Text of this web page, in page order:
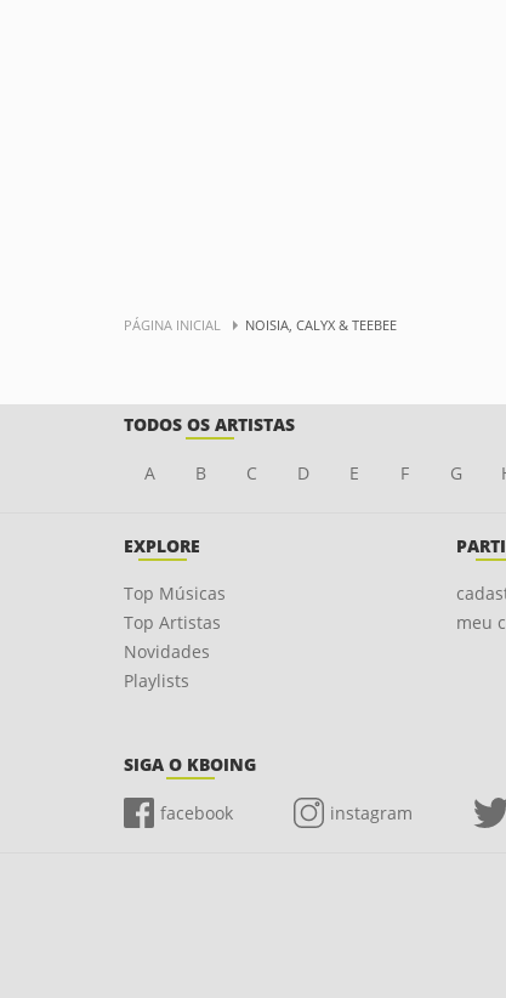
PÁGINA INICIAL NOISIA, CALYX & TEEBEE
TODOS OS ARTISTAS
A B C D E F G
EXPLORE
Top Músicas
Top Artistas
Novidades
Playlists
meu
SIGA O KBOING
facebook instagram